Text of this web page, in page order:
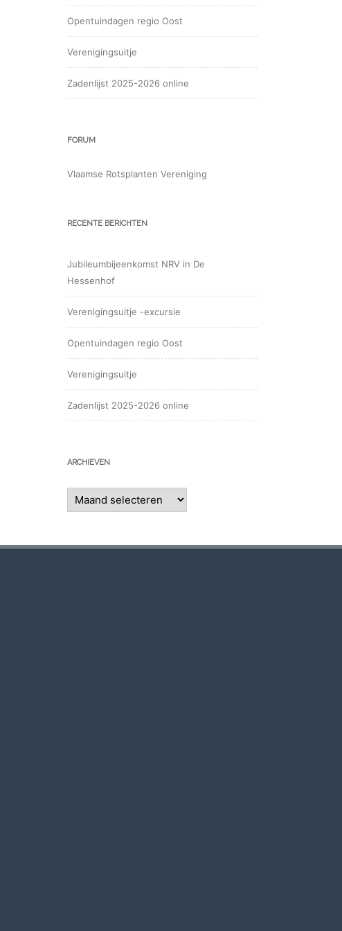
Opentuindagen regio Oost
Verenigingsuitje
Zadenlijst 2025-2026 online
FORUM
Vlaamse Rotsplanten Vereniging
RECENTE BERICHTEN
Jubileumbijeenkomst NRV in De
Hessenhof
Verenigingsuitje -excursie
Opentuindagen regio Oost
Verenigingsuitje
Zadenlijst 2025-2026 online
ARCHIEVEN
Archieven